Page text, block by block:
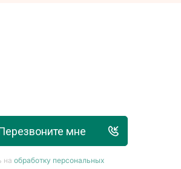
мне
на обработку персональных